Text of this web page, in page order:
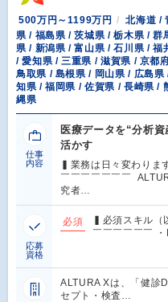
500万円～1199万円
北海道 /
県 / 福島県 / 茨城県 / 栃木県 / 群
県 / 新潟県 / 富山県 / 石川県 /
/ 愛知県 / 三重県 / 滋賀県 / 京都
鳥取県 / 島根県 / 岡山県 / 広島
知県 / 福岡県 / 佐賀県 / 長崎県 /
縄県
仕事
内容
医療データを“分析
活かす
▍業務は日々変わりま
￣￣￣￣￣￣￣
究者…
応募
資格
必須
▍必須スキル（
￣￣￣￣￣￣
ALTURA Xは、「健診
セプト・検査…